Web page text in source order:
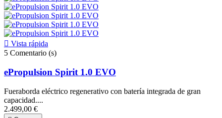
 Vista rápida
5 Comentario (s)
ePropulsion Spirit 1.0 EVO
Fueraborda eléctrico regenerativo con batería integrada de gran
capacidad....
2.499,00 €